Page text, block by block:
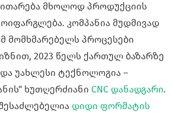
მხოლოდ პროდუქციის
კომპანია მუდმივად
მომხმარებელს პროცესები
2023 წელს ქართულ ბაზარზე
უახლესი ტექნოლოგია –
ხუთღერძიანი CNC დანადგარი.
დიდი ფორმატის